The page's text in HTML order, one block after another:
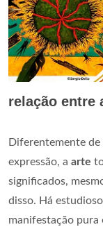
relação entre
Diferentemente
expressão, a arte
significados,
disso. Há
manifestação pura